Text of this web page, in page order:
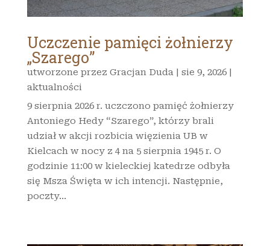
Uczczenie pamięci żołnierzy
„Szarego”
utworzone przez Gracjan Duda| sie 9, 2026|
aktualności
9 sierpnia 2026 r. uczczono pamięć żołnierzy
Antoniego Hedy “Szarego”, którzy brali
udział w akcji rozbicia więzienia UB w
Kielcach w nocy z 4 na 5 sierpnia 1945 r. O
godzinie 11:00 w kieleckiej katedrze odbyła
się Msza Święta w ich intencji. Następnie,
poczty...